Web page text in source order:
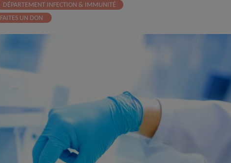
DÉPARTEMENT INFECTION & IMMUNITÉ
FAITES UN DON